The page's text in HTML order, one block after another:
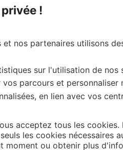
!
nos partenaires utilisons
sur l'utilisation de nos
vos parcours et
en lien avec vos
acceptez tous les
les cookies nécessaires
moment ou obtenir plus
Leaflet